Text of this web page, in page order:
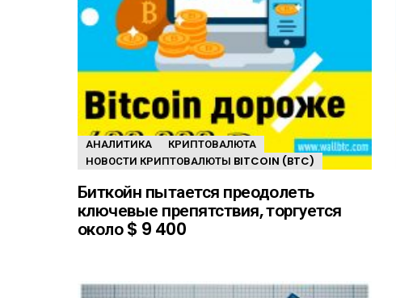
АНАЛИТИКА
КРИПТОВАЛЮТА
НОВОСТИ КРИПТОВАЛЮТЫ BITCOIN (BTC)
Биткойн пытается преодолеть
ключевые препятствия, торгуется
около $ 9 400